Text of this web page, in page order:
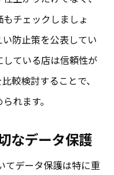
チェックしましょ
防止策を公表してい
ている店は信頼性が
較検討することで、
れます。
なデータ保護
てデータ保護は特に重